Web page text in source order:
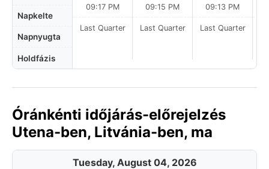
Napkelte
Napnyugta
Holdfázis
09:17 PM
Last Quarter
09:15 PM
Last Quarter
09:13 PM
Last Quarter
Óránkénti időjárás-előrejelzés
Utena-ben, Litvánia-ben, ma
Tuesday, August 04, 2026